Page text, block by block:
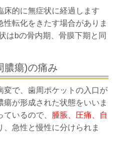
床的に無症状に経過します
転化をきたす場合がありま
はbの骨内期、骨膜下期と同
膿瘍)の痛み
で、歯周ポケットの入口が
が形成された状態をいいま
いるので、 腫脹、圧痛、自
、急性と慢性に分けられま